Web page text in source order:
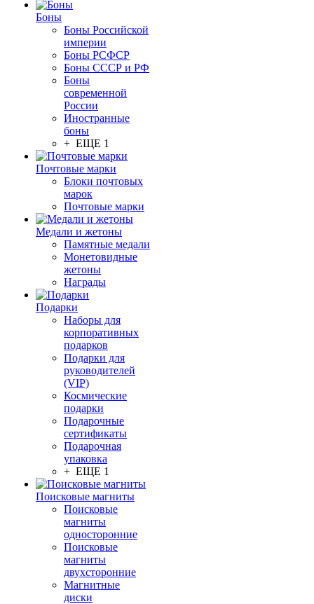
Боны
Боны Российской
империи
Боны РСФСР
Боны СССР и РФ
Боны
современной
России
Иностранные
боны
+ ЕЩЕ 1
Почтовые марки
Блоки почтовых
марок
Почтовые марки
Медали и жетоны
Памятные медали
Монетовидные
жетоны
Награды
Подарки
Наборы для
корпоративных
подарков
Подарки для
руководителей
(VIP)
Космические
подарки
Подарочные
сертификаты
Подарочная
упаковка
+ ЕЩЕ 1
Поисковые магниты
Поисковые
магниты
односторонние
Поисковые
магниты
двухсторонние
Магнитные
диски